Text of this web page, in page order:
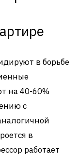
в борьбе
на 40-60%
с
в
работает